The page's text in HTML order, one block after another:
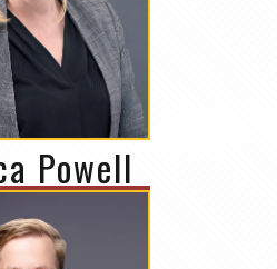
Powell